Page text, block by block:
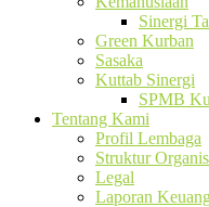
Sinergi
Green Kurban
Sasaka
Kuttab Sinergi
SPMB
Tentang Kami
Profil Lembaga
Struktur
Legal
Laporan